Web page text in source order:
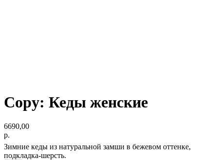
Copy: Кеды женские
6690,00
р.
Зимние кеды из натуральной замши в бежевом оттенке,
подкладка-шерсть.